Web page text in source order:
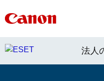
法人